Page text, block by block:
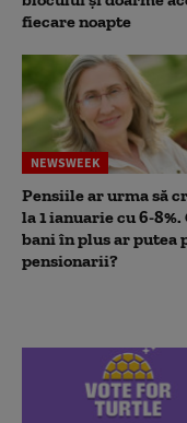
fiecare noapte
NEWSWEEK
Pensiile ar urma să
la 1 ianuarie cu 6-8%.
bani în plus ar putea
pensionarii?